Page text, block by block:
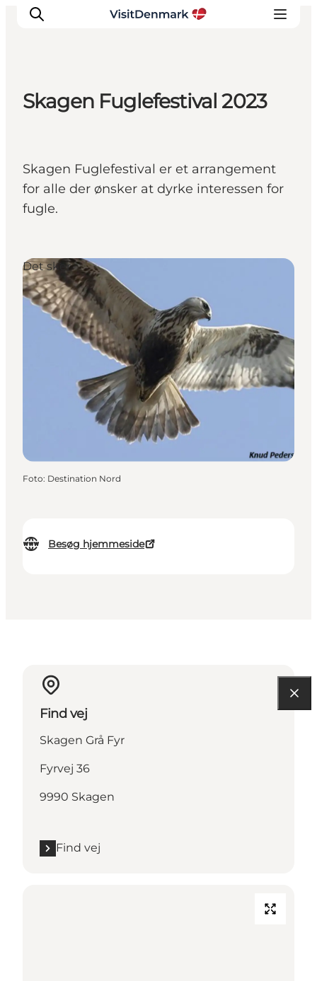
Oplevelser
Overnatning
Planlæg ferien
Skagen Fuglefestival 2023
Skagen Fuglefestival er et arrangement
for alle der ønsker at dyrke interessen for
fugle.
Besøg hjemmeside
Det sker
Foto: Destination Nord
Find vej
Skagen Grå Fyr
Fyrvej 36
9990 Skagen
Find vej